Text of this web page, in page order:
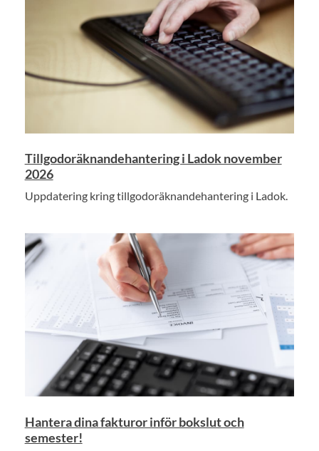
Tillgodoräknandehantering i Ladok november
2026
Uppdatering kring tillgodoräknandehantering i Ladok.
Hantera dina fakturor inför bokslut och
semester!